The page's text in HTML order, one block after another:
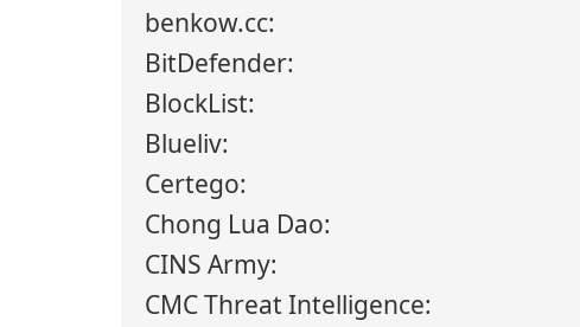
benkow.cc:
BitDefender:
BlockList:
Blueliv:
Certego:
Chong Lua Dao:
CINS Army:
CMC Threat Intelligence: